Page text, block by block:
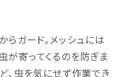
ガード。メッシュには
寄ってくるのを防ぎま
、虫を気にせず作業でき